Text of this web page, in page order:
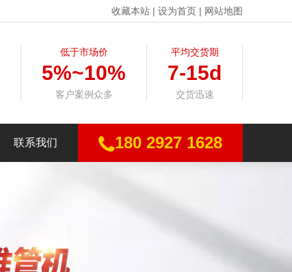
收藏本站 | 设为首页 | 网站地图
低于市场价
5%~10%
客户案例众多
平均交货期
7-15d
交货迅速
联系我们 180 2927 1628